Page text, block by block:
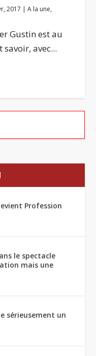
2017 |A la une,
Gustin est au
avec...
Profession
le spectacle
mais une
sérieusement un